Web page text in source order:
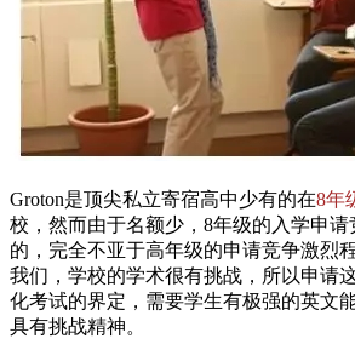
Groton是顶尖私立寄宿高中少有的在8年
校，然而由于名额少，8年级的入学申
的，完全不亚于高年级的申请竞争激烈
我们，学校的学术很有挑战，所以申请
化考试的界定，需要学生有极强的英文
具有挑战精神。